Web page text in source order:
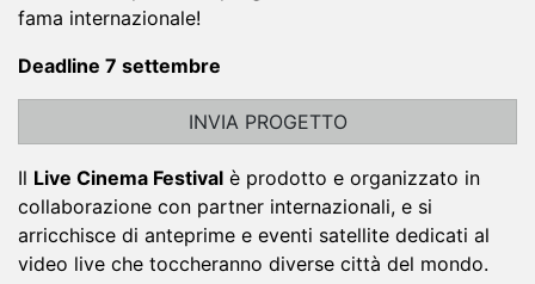
fama internazionale!
Deadline 7 settembre
INVIA PROGETTO
Il Live Cinema Festival è prodotto e organizzato in
collaborazione con partner internazionali, e si
arricchisce di anteprime e eventi satellite dedicati al
video live che toccheranno diverse città del mondo.